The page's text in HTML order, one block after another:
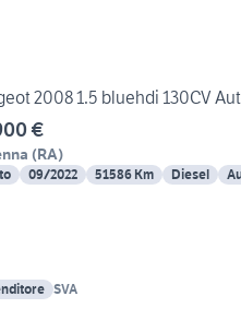
2008 1.5 bluehdi 130CV
€
(RA)
09/2022 51586 Km Diesel
SVA